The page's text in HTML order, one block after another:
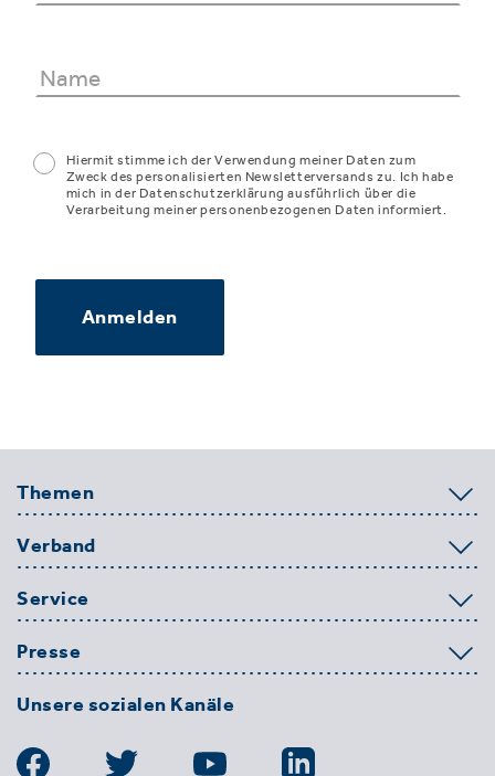
Hiermit stimme ich der Verwendung meiner Daten zum
Zweck des personalisierten Newsletterversands zu. Ich habe
mich in der Datenschutzerklärung ausführlich über die
Verarbeitung meiner personenbezogenen Daten informiert.
Anmelden
Themen
Verband
Service
Presse
Unsere sozialen Kanäle